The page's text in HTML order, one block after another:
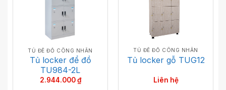
TỦ ĐỂ ĐỒ CÔNG NHÂN
Tủ locker để đồ
TU984-2L
2.944.000₫
TỦ ĐỂ ĐỒ CÔNG NHÂN
Tủ locker gỗ TUG12
Liên hệ